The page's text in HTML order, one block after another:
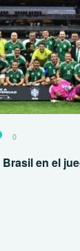
0
en el